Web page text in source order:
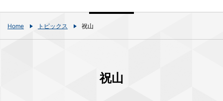
Home トピックス 祝山
祝山